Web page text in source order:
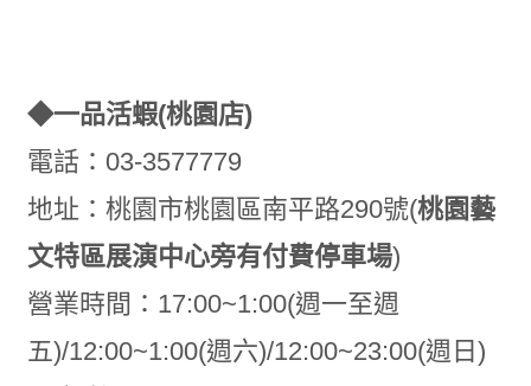
◆一品活蝦(桃園店)
電話：03-3577779
地址：桃園市桃園區南平路290號(桃園藝
文特區展演中心旁有付費停車場)
營業時間：17:00~1:00(週一至週
五)/12:00~1:00(週六)/12:00~23:00(週日)